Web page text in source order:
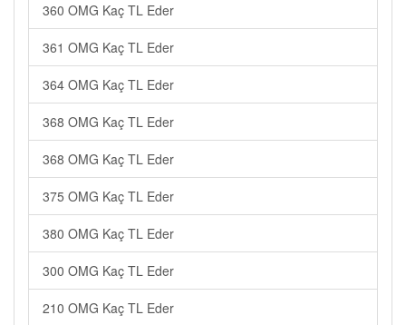
360 OMG Kaç TL Eder
361 OMG Kaç TL Eder
364 OMG Kaç TL Eder
368 OMG Kaç TL Eder
368 OMG Kaç TL Eder
375 OMG Kaç TL Eder
380 OMG Kaç TL Eder
300 OMG Kaç TL Eder
210 OMG Kaç TL Eder